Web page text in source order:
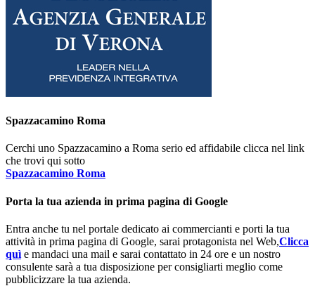
Spazzacamino Roma
Cerchi uno Spazzacamino a Roma serio ed affidabile clicca nel link
che trovi qui sotto
Spazzacamino Roma
Porta la tua azienda in prima pagina di Google
Entra anche tu nel portale dedicato ai commercianti e porti la tua
attività in prima pagina di Google, sarai protagonista nel Web,Clicca
quì e mandaci una mail e sarai contattato in 24 ore e un nostro
consulente sarà a tua disposizione per consigliarti meglio come
pubblicizzare la tua azienda.